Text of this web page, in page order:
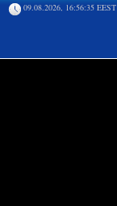
09.08.2026, 16:56:35 EEST